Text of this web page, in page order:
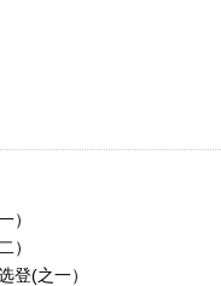
）
）
登(之一）